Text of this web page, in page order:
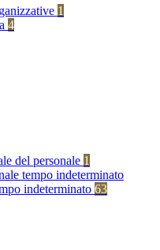
1
4
del personale 1
tempo indeterminato
indeterminato 63